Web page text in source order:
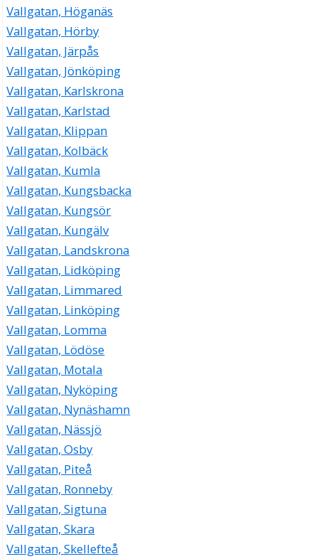
Vallgatan, Höganäs
Vallgatan, Hörby
Vallgatan, Järpås
Vallgatan, Jönköping
Vallgatan, Karlskrona
Vallgatan, Karlstad
Vallgatan, Klippan
Vallgatan, Kolbäck
Vallgatan, Kumla
Vallgatan, Kungsbacka
Vallgatan, Kungsör
Vallgatan, Kungälv
Vallgatan, Landskrona
Vallgatan, Lidköping
Vallgatan, Limmared
Vallgatan, Linköping
Vallgatan, Lomma
Vallgatan, Lödöse
Vallgatan, Motala
Vallgatan, Nyköping
Vallgatan, Nynäshamn
Vallgatan, Nässjö
Vallgatan, Osby
Vallgatan, Piteå
Vallgatan, Ronneby
Vallgatan, Sigtuna
Vallgatan, Skara
Vallgatan, Skellefteå